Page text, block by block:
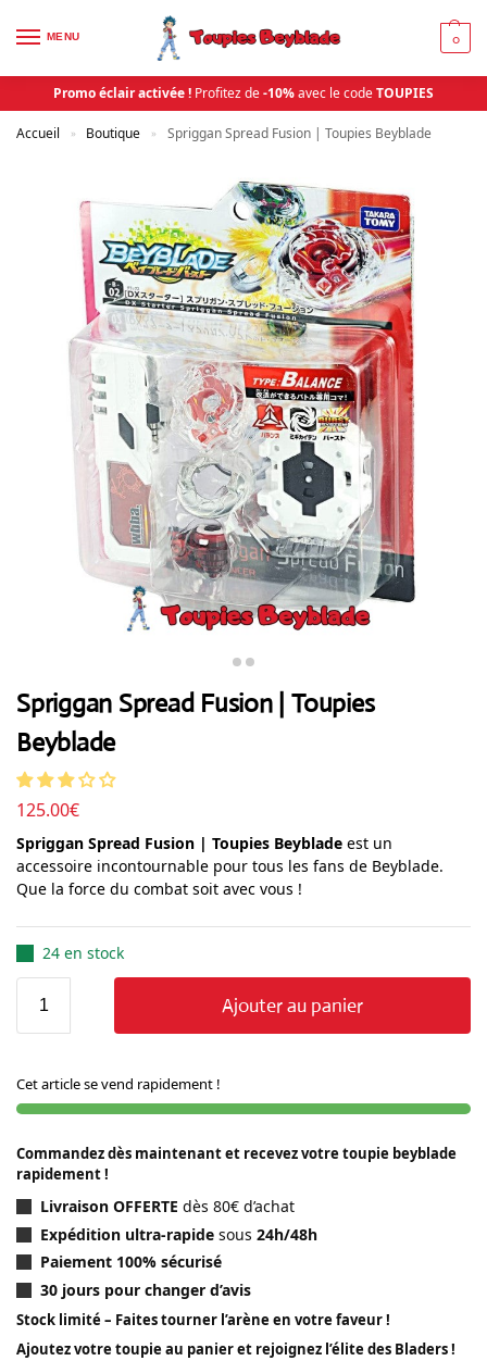
MENU 0
Promo éclair activée ! Profitez de-10%avec le codeTOUPIES
Accueil » Boutique » Spriggan Spread Fusion | Toupies Beyblade
Spriggan Spread Fusion | Toupies
Beyblade
125.00€
Spriggan Spread Fusion | Toupies Beyblade est un
accessoire incontournable pour tous les fans de Beyblade.
Que la force du combat soit avec vous !
24 en stock
Ajouter au panier
Cet article se vend rapidement !
Commandez dès maintenant et recevez votre toupie beyblade
rapidement !
Livraison OFFERTE dès 80€ d’achat
Expédition ultra-rapide sous 24h/48h
Paiement 100% sécurisé
30 jours pour changer d’avis
Stock limité – Faites tourner l’arène en votre faveur !
Ajoutez votre toupie au panier et rejoignez l’élite des Bladers !